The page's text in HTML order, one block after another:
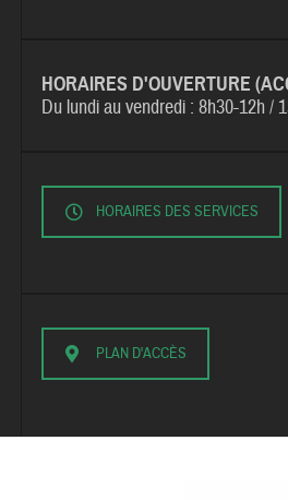
HORAIRES D'OUVERTURE
Du lundi au vendredi :8h30-12h /
HORAIRES DES SERVICES
PLAN D'ACCÈS